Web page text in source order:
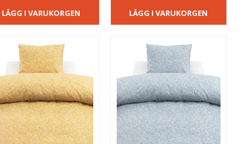
LÄGG I VARUKORGEN LÄGG I VARUKORGEN